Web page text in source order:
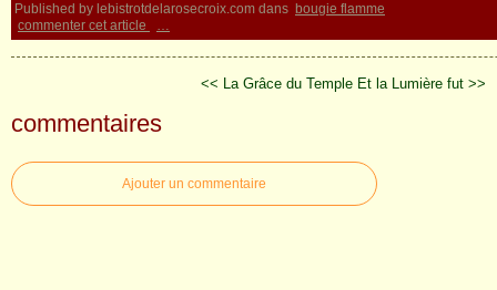
Published by lebistrotdelarosecroix.com dans bougie flamme
commenter cet article
…
<< La Grâce du Temple Et la Lumière fut >>
commentaires
Ajouter un commentaire